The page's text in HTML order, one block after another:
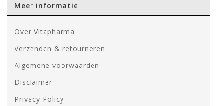
Meer informatie
Over Vitapharma
Verzenden & retourneren
Algemene voorwaarden
Disclaimer
Privacy Policy